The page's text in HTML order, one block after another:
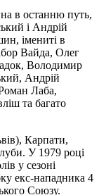
в останню путь,
і Андрій
імениті в
Вайда, Олег
Володимир
Андрій
Лаба,
та багато
Карпати,
У 1979 році
у сезоні
екс-нападника 4
Союзу.